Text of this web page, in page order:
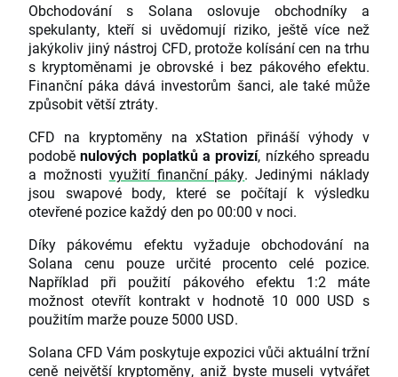
Obchodování s Solana oslovuje obchodníky a
spekulanty, kteří si uvědomují riziko, ještě více než
jakýkoliv jiný nástroj CFD, protože kolísání cen na trhu
s kryptoměnami je obrovské i bez pákového efektu.
Finanční páka dává investorům šanci, ale také může
způsobit větší ztráty.
CFD na kryptoměny na xStation přináší výhody v
podoběnulových poplatků a provizí, nízkého spreadu
a možnosti využití finanční páky. Jedinými náklady
jsou swapové body, které se počítají k výsledku
otevřené pozice každý den po 00:00 v noci.
Díky pákovému efektu vyžaduje obchodování na
Solana cenu pouze určité procento celé pozice.
Například při použití pákového efektu 1:2 máte
možnost otevřít kontrakt v hodnotě 10 000 USD s
použitím marže pouze 5000 USD.
Solana CFD Vám poskytuje expozici vůči aktuální tržní
ceně největší kryptoměny, aniž byste museli vytvářet